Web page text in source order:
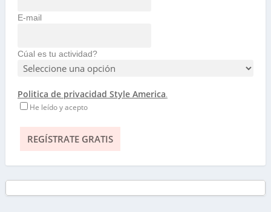
E-mail
Cúal es tu actividad?
Politica de privacidad Style America.
He leído y acepto